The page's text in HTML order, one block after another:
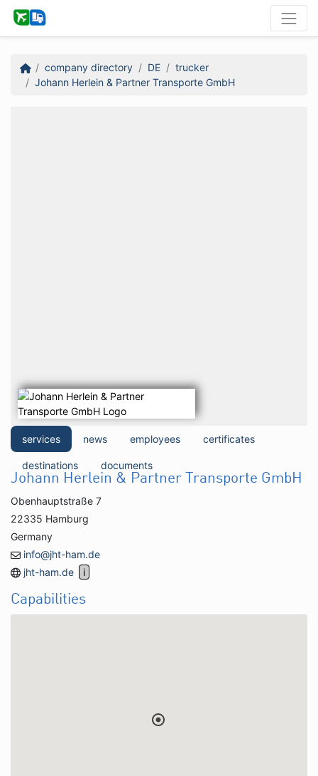
company directory DE
trucker
Johann Herlein & Partner Transporte GmbH
services news employees certificates
destinations documents
Johann Herlein & Partner Transporte GmbH
Obenhauptstraße 7
22335 Hamburg
Germany
info@jht-ham.de
jht-ham.de
Capabilities